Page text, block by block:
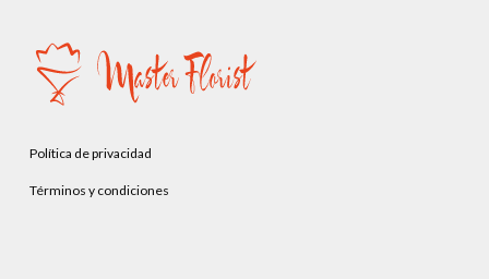
elegir
en
de
producto
Política de privacidad
Términos y condiciones